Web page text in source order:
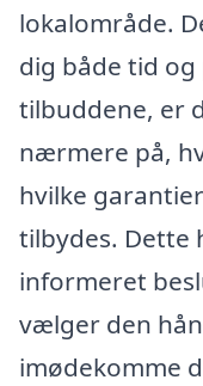
lokalområde.
dig både tid
tilbuddene, er
nærmere på,
hvilke
tilbydes.
informeret
vælger den
imødekomme